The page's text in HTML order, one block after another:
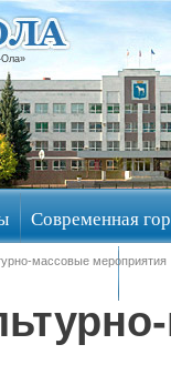
Ола»
Современная
массовые мероприятия